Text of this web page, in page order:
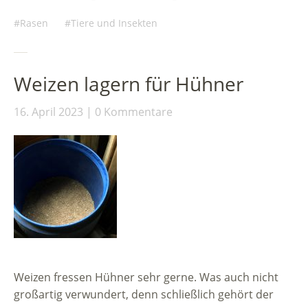
Rasen Tiere und Insekten
Weizen lagern für Hühner
16. April 2023 0 Kommentare
Weizen fressen Hühner sehr gerne. Was auch nicht
großartig verwundert, denn schließlich gehört der